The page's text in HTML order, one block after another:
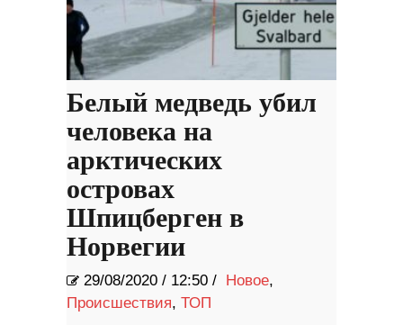
Белый медведь убил
человека на
арктических
островах
Шпицберген в
Норвегии
29/08/2020 / 12:50 / Новое,
Происшествия, ТОП